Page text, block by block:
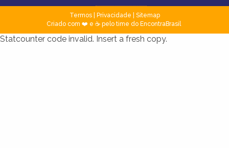
Termos| Privacidade
Sitemap
Criado com ❤️ e ☕ pelo time do EncontraBrasil
Statcounter code invalid. Insert a fresh copy.